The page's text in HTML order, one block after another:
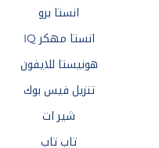
انستا برو
انستا مهكر IQ
هونيستا للايفون
تنزيل فيس بوك
شير ات
تاب تاب